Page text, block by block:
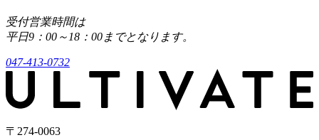
受付営業時間は
平日9：00～18：00までとなります。
047-413-0732
〒274-0063